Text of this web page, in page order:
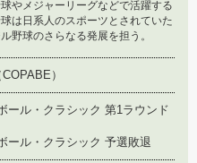
の歴史」
やメジャーリーグなどで活躍する
は日系人のスポーツとされていた
野球のさらなる発展を担う。
）
ール・クラシック 第1ラウンド
ール・クラシック 予選敗退